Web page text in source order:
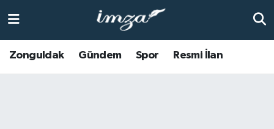
Zonguldak Gündem Spor Resmi İlan
Anasayfa
Zonguldak Hava Durumu